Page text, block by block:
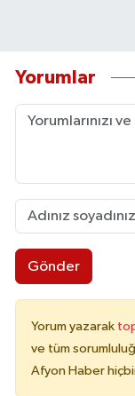
Yorumlar
Gönder
Yorum yazarak
ve tüm
Afyon Haber